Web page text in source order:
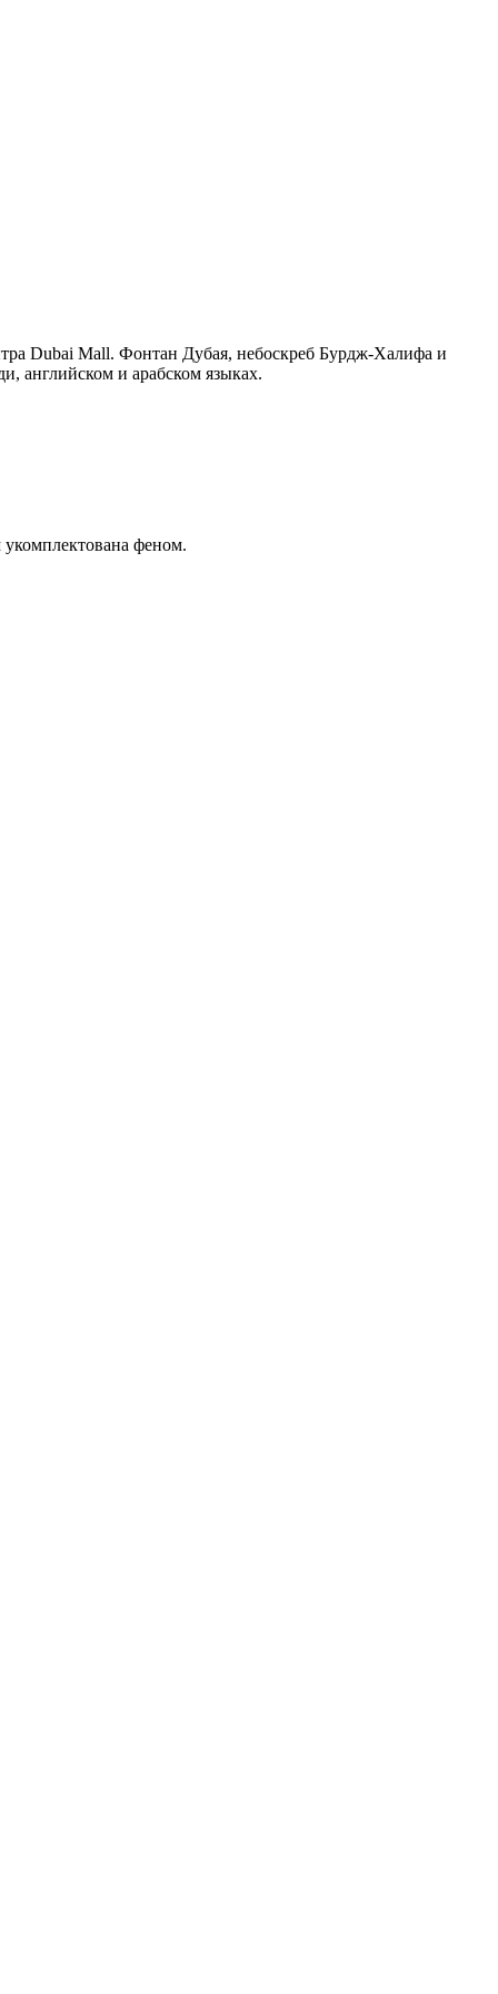
Dubai Mall. Фонтан Дубая, небоскреб Бурдж-Халифа и
английском и арабском языках.
феном.